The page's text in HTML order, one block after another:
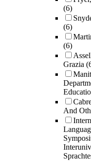
(6)
(6)
(6)
Grazia
And